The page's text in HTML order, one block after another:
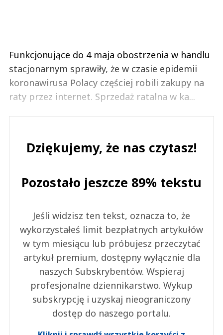
Funkcjonujące do 4 maja obostrzenia w handlu
stacjonarnym sprawiły, że w czasie epidemii
koronawirusa Polacy częściej robili zakupy na
raty przez internet. Sprzedaż ratalna w ka...
Dziękujemy, że nas czytasz!
Pozostało jeszcze 89% tekstu
Jeśli widzisz ten tekst, oznacza to, że
wykorzystałeś limit bezpłatnych artykułów
w tym miesiącu lub próbujesz przeczytać
artykuł premium, dostępny wyłącznie dla
naszych Subskrybentów. Wspieraj
profesjonalne dziennikarstwo. Wykup
subskrypcję i uzyskaj nieograniczony
dostęp do naszego portalu.